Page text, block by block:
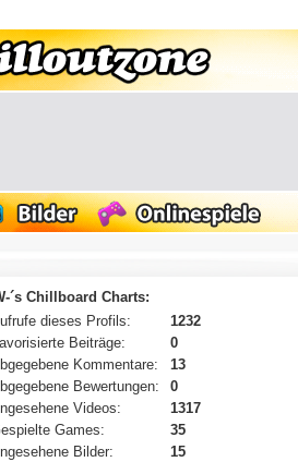
´s Chillboard Charts:
dieses Profils:
1232
Beiträge:
0
Kommentare:
13
Bewertungen:
0
Videos:
1317
Games:
35
Bilder:
15